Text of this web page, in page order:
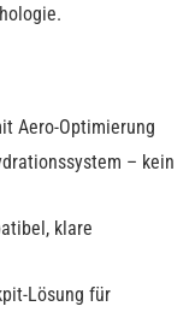
Aero-Optimierung
– kein
klare
Lösung für